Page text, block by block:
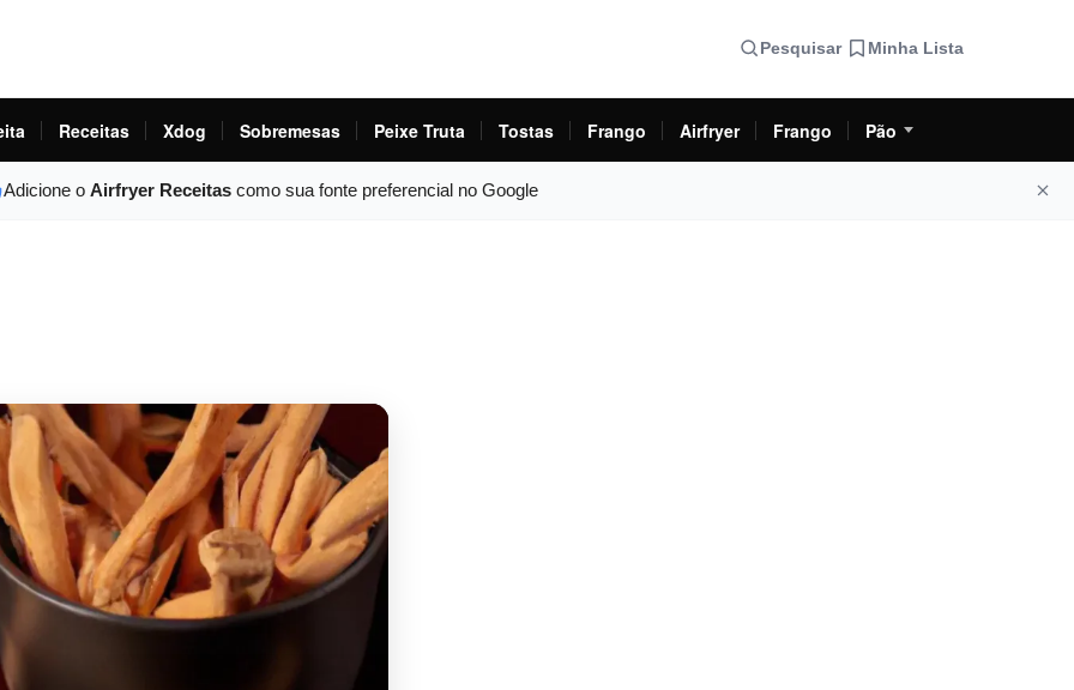
Pesquisar Minha Lista
Receitas Xdog Sobremesas Peixe Truta Tostas Frango Airfryer Frango Pão
Adicione o Airfryer Receitas como sua fonte preferencial no Google